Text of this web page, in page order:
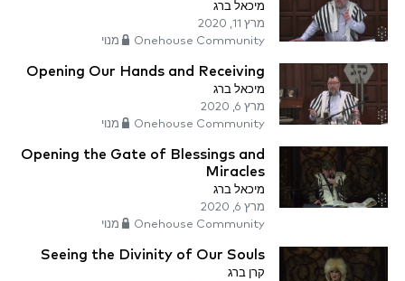
מיכאל ברג
מרץ 11, 2020
Onehouse Community מנוי
Opening Our Hands and Receiving
מיכאל ברג
מרץ 6, 2020
Onehouse Community מנוי
Opening the Gate of Blessings and
Miracles
מיכאל ברג
מרץ 6, 2020
Onehouse Community מנוי
Seeing the Divinity of Our Souls
קרן ברג